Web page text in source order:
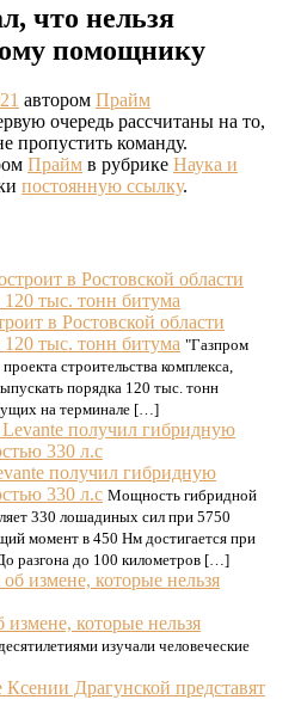
что нельзя
помощнику
автором Прайм
очередь рассчитаны на то,
пропустить команду.
Прайм в рубрике Наука и
постоянную ссылку.
в Ростовской области
тыс. тонн битума "Газпром
строительства комплекса,
порядка 120 тыс. тонн
на терминале […]
получил гибридную
330 л.с Мощность гибридной
330 лошадиных сил при 5750
момент в 450 Нм достигается при
разгона до 100 километров […]
которые нельзя
изучали человеческие